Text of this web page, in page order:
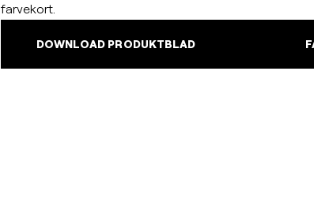
farvekort.
DOWNLOAD PRODUKTBLAD